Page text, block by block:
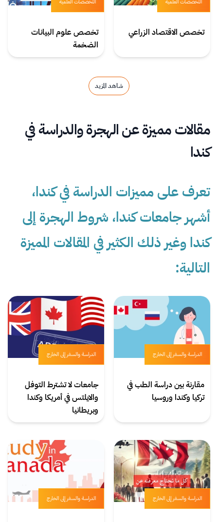
تخصص الاقتصاد الزراعي
تخصص علوم البيانات
الضخمة
شاهد المزيد
مقالات مميزة عن الهجرة والدراسة في
كندا
تعرف على مميزات الدراسة في كندا،
أشهر جامعات كندا، شروط الهجرة إلى
كندا وغير ذلك الكثير في المقالات المميزة
التالية:
الدراسة والسفر إلى الخارج
مقارنة بين دراسة الطب في
تركيا وكندا وروسيا
الدراسة والسفر إلى الخارج
جامعات لا تشترط التوفل
والايلتس في أمريكا وكندا
وبريطانيا
الدراسة والسفر إلى الخارج الدراسة والسفر إلى الخارج